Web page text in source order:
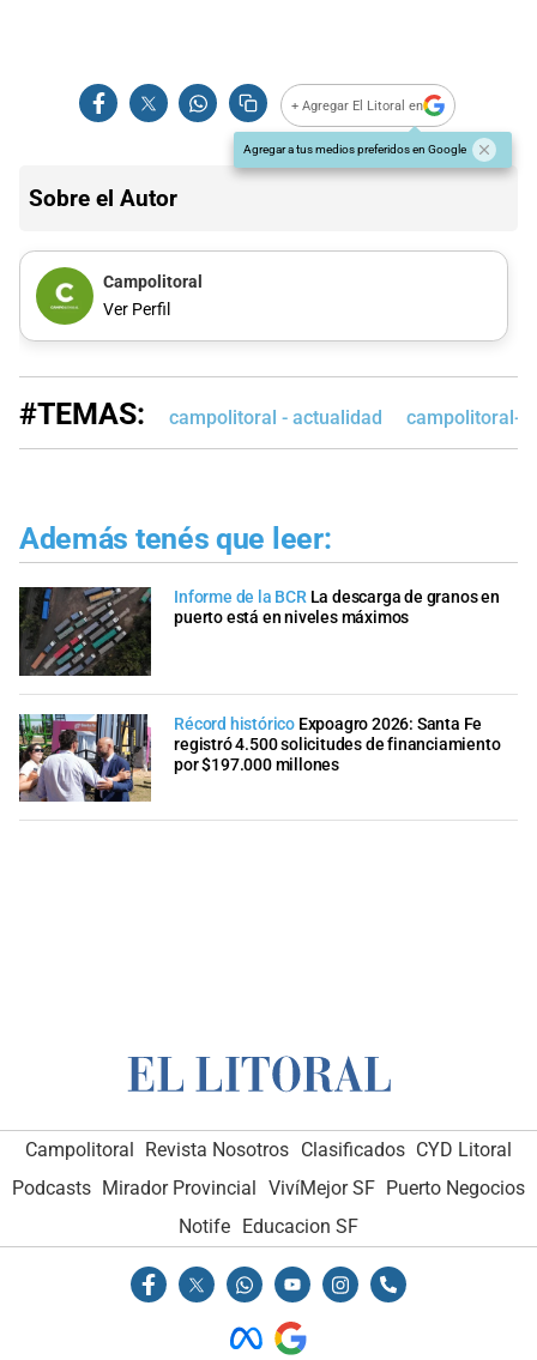
+ Agregar El Litoral en
Agregar a tus medios preferidos en Google
Sobre el Autor
Campolitoral
Ver Perfil
#TEMAS: campolitoral - actualidad campolitoral-
Además tenés que leer:
Informe de la BCR La descarga de granos en
puerto está en niveles máximos
Récord histórico Expoagro 2026: Santa Fe
registró 4.500 solicitudes de financiamiento
por $197.000 millones
Campolitoral Revista Nosotros Clasificados CYD Litoral
Podcasts Mirador Provincial VivíMejor SF Puerto Negocios
Notife Educacion SF